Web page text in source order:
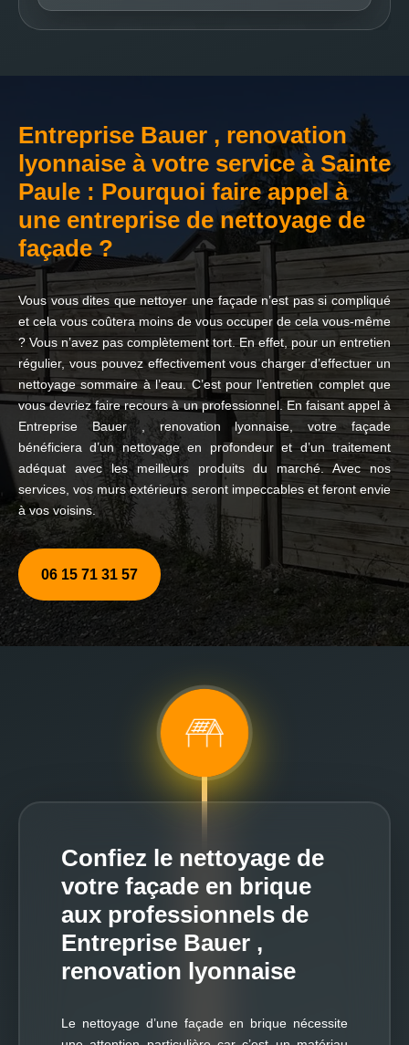
Entreprise Bauer , renovation
lyonnaise à votre service à Sainte
Paule : Pourquoi faire appel à
une entreprise de nettoyage de
façade ?
Vous vous dites que nettoyer une façade n’est pas si compliqué
et cela vous coûtera moins de vous occuper de cela vous-même
? Vous n’avez pas complètement tort. En effet, pour un entretien
régulier, vous pouvez effectivement vous charger d’effectuer un
nettoyage sommaire à l’eau. C’est pour l’entretien complet que
vous devriez faire recours à un professionnel. En faisant appel à
Entreprise Bauer , renovation lyonnaise, votre façade
bénéficiera d’un nettoyage en profondeur et d’un traitement
adéquat avec les meilleurs produits du marché. Avec nos
services, vos murs extérieurs seront impeccables et feront envie
à vos voisins.
06 15 71 31 57
Confiez le nettoyage de
votre façade en brique
aux professionnels de
Entreprise Bauer ,
renovation lyonnaise
Le nettoyage d’une façade en brique nécessite